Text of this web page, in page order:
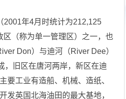
年4月时统计为212,125
（称为单一管理区）之一，也
Don）与迪河（River Dee）
，旧区在唐河两岸，新区在迪
要工业有造船、机械、造纸、
发英国北海油田的最大基地，